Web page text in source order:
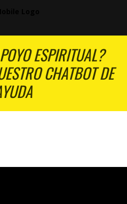
ESPIRITUAL?
CHATBOT DE